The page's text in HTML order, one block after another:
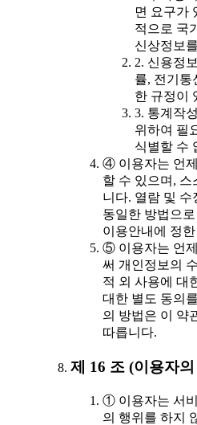
면 요구가
적으로 국
신상정보
2. 신용정
률, 전기통
한 규정이
3. 통계작
위하여 필
식별할 수
④ 이용자는 언
할 수 있으며, 스
니다. 열람 및
동일한 방법으
이용안내에 정
⑤ 이용자는 언
써 개인정보의
적 외 사용에 대
대한 별도 동의
의 방법은 이 약
따릅니다.
제 16 조 (이용자
① 이용자는 서
의 행위를 하지